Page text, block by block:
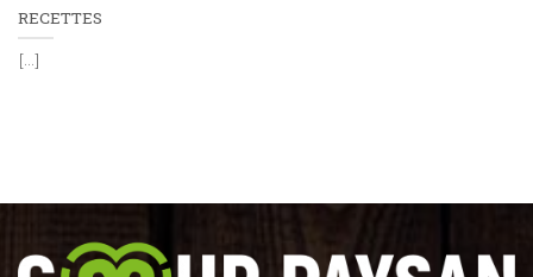
RECETTES
[...]